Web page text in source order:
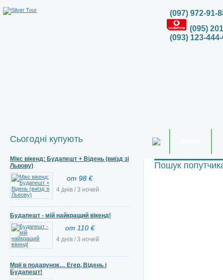
(097) 972-91-
(095)
(093) 123-
Пошук
Сьогодні купують
Мікс вікенд: Будапешт + Відень (виїзд зі
Львову)
от 98 €
4 днів / 3 ночей
Будапешт - мій найкращий вікенд!
от 110 €
4 днів / 3 ночей
Мрії в подарунок… Егер, Відень і
Будапешт!